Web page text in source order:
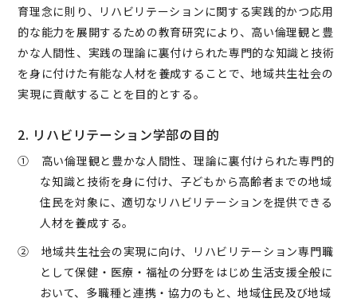
育理念に則り、リハビリテーションに関する実践的かつ応用
的な能力を展開するための教育研究により、高い倫理観と豊
かな人間性、実践の理論に裏付けられた専門的な知識と技術
を身に付けた有能な人材を養成することで、地域共生社会の
実現に貢献することを目的とする。
2. リハビリテーション学部の目的
① 高い倫理観と豊かな人間性、理論に裏付けられた専門的
な知識と技術を身に付け、子どもから高齢者までの地域
住民を対象に、適切なリハビリテーションを提供できる
人材を養成する。
② 地域共生社会の実現に向け、リハビリテーション専門職
として保健・医療・福祉の分野をはじめ生活支援全般に
おいて、多職種と連携・協力のもと、地域住民及び地域